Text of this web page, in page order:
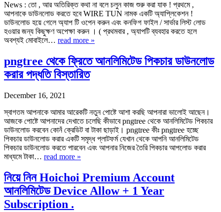
News : তো , আর অতিরিক্ত কথা না বলে চলুন কাজ শুরু করা যাক ! প্রথমে ,
আপনাকে ডাউনলোড করতে হবে WIRE TUN নামক একটি অ্যাপ্লিকেশন !
ডাউনলোড হয়ে গেলে অ্যাপ টি ওপেন করুন এবং কনফিগ ফাইল / সার্ভার লিস্ট লোড
হওয়ার জন্য কিছুক্ষণ অপেক্ষা করুন । ( প্রথমবার , অ্যাপটি ব্যবহার করতে হলে
অবশ্যই মোবাইলে… read more »
pngtree থেকে ফ্রিতে আনলিমিটেড পিকচার ডাউনলোড
করার পদ্ধতি বিস্তারিত
December 16, 2021
স্বাগতম আপনাকে আমার আরেকটি নতুন পোষ্টে আশা করছি আপনারা ভালোই আছেন।
আজকে পোষ্টে আপনাদের দেখাতে চলেছি কীভাবে pngtree থেকে আনলিমিটেড পিকচার
ডাউনলোড করবেন কোনঁ ক্রেডিট বা টাকা ছাড়াই। pngtree কীঃ pngtree হচ্ছে
পিকচার ডাউনলোড করার একটি সমৃদ্ধ প্লাটফর্ম যেখান থেকে আপনি আনলিমিটেড
পিকচার ডাউনলোড করতে পারবেন এবং আপনার নিজের তৈরি পিকচার আপলোড করার
মাধ্যমে টাকা… read more »
নিয়ে নিন Hoichoi Premium Account
আনলিমিটেড Device Allow + 1 Year
Subscription .